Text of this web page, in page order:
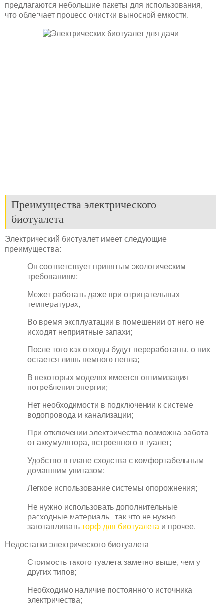
предлагаются небольшие пакеты для использования,
что облегчает процесс очистки выносной емкости.
Преимущества электрического
биотуалета
Электрический биотуалет имеет следующие
преимущества:
Он соответствует принятым экологическим
требованиям;
Может работать даже при отрицательных
температурах;
Во время эксплуатации в помещении от него не
исходят неприятные запахи;
После того как отходы будут переработаны, о них
остается лишь немного пепла;
В некоторых моделях имеется оптимизация
потребления энергии;
Нет необходимости в подключении к системе
водопровода и канализации;
При отключении электричества возможна работа
от аккумулятора, встроенного в туалет;
Удобство в плане сходства с комфортабельным
домашним унитазом;
Легкое использование системы опорожнения;
Не нужно использовать дополнительные
расходные материалы, так что не нужно
заготавливать торф для биотуалета и прочее.
Недостатки электрического биотуалета
Стоимость такого туалета заметно выше, чем у
других типов;
Необходимо наличие постоянного источника
электричества;